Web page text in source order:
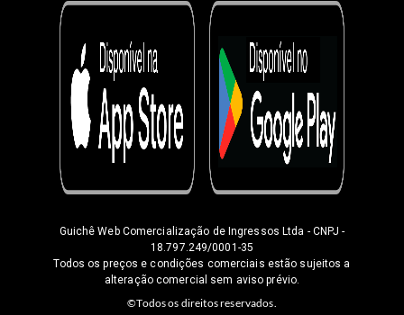
Guichê Web Comercialização de Ingressos Ltda - CNPJ -
18.797.249/0001-35
Todos os preços e condições comerciais estão sujeitos a
alteração comercial sem aviso prévio.
©Todos os direitos reservados.